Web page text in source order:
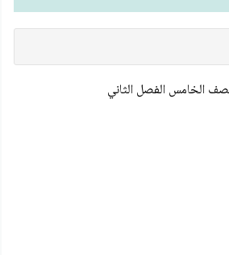
الخامس الفصل الثاني